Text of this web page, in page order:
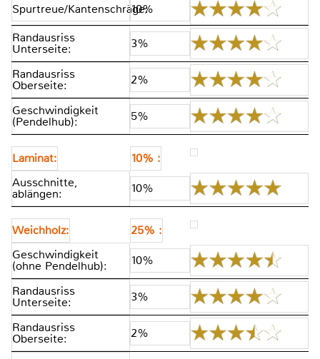
Spurtreue/Kantenschräge:
10%
Randausriss
Unterseite: 3%
Randausriss
Oberseite: 2%
Geschwindigkeit
(Pendelhub): 5%
Laminat:
10% :
Ausschnitte,
ablängen: 10%
Weichholz:
25% :
Geschwindigkeit
(ohne Pendelhub): 10%
Randausriss
Unterseite: 3%
Randausriss
Oberseite: 2%